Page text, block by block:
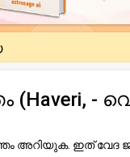
-
അറിയുക. ഇത് വേദ